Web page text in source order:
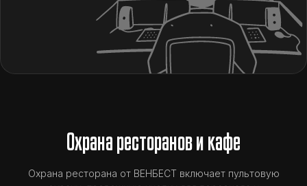
Охрана ресторанов и кафе
Охрана ресторана от ВЕНБЕСТ включает пультовую